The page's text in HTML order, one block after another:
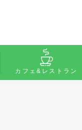
カフェ&レストラン